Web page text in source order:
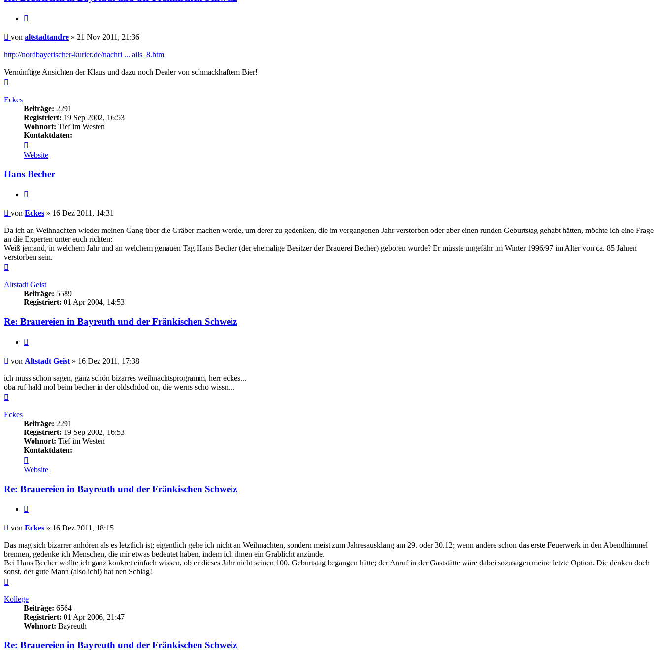
Beitrag
von altstadtandre » 21 Nov 2011, 21:36
http://nordbayerischer-kurier.de/nachri ... ails_8.htm
Vernünftige Ansichten der Klaus und dazu noch Dealer von schmackhaftem Bier!
Eckes
Beiträge: 2291
Registriert: 19 Sep 2002, 16:53
Wohnort: Tief im Westen
Kontaktdaten:
von
Eckes
Website
Hans Becher
Beitrag
von Eckes » 16 Dez 2011, 14:31
Da ich an Weihnachten wieder meinen Gang über die Gräber machen werde, um derer zu gedenken, die im vergangenen Jahr verstorben oder aber einen runden Geburtstag gehabt hätten, möchte ich eine Frage
an die Experten unter euch richten:
Weiß jemand, in welchem Jahr und an welchem genauen Tag Hans Becher (der ehemalige Besitzer der Brauerei Becher) geboren wurde? Er müsste ungefähr im Winter 1996/97 im Alter von ca. 85 Jahren
verstorben sein.
Altstadt Geist
Beiträge: 5589
Registriert: 01 Apr 2004, 14:53
Re: Brauereien in Bayreuth und der Fränkischen Schweiz
Beitrag
von Altstadt Geist » 16 Dez 2011, 17:38
ich muss schon sagen, ganz schön bizarres weihnachtsprogramm, herr eckes...
oba ruf hald mol beim becher in der oldschdod on, die werns scho wissn...
Eckes
Beiträge: 2291
Registriert: 19 Sep 2002, 16:53
Wohnort: Tief im Westen
Kontaktdaten:
von
Eckes
Website
Re: Brauereien in Bayreuth und der Fränkischen Schweiz
Beitrag
von Eckes » 16 Dez 2011, 18:15
Das mag sich bizarrer anhören als es letztlich ist; eigentlich gehe ich nicht an Weihnachten, sondern meist zum Jahresausklang am 29. oder 30.12; wenn andere schon das erste Feuerwerk in den Abendhimmel
brennen, gedenke ich Menschen, die mir etwas bedeutet haben, indem ich ihnen ein Grablicht anzünde.
Bei Hans Becher wollte ich ganz konkret einfach wissen, ob er dieses Jahr nicht seinen 100. Geburtstag begangen hätte; der Anruf in der Gaststätte wäre dabei sozusagen meine letzte Option. Die denken doch
sonst, der gute Mann (also ich!) hat nen Schlag!
Kollege
Beiträge: 6564
Registriert: 01 Apr 2006, 21:47
Wohnort: Bayreuth
Re: Brauereien in Bayreuth und der Fränkischen Schweiz